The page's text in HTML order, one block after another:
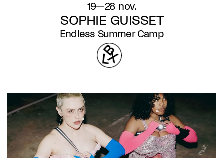
19—28 nov.
SOPHIE GUISSET
Endless Summer Camp